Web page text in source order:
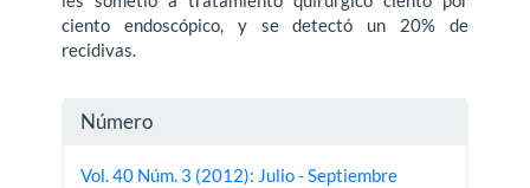
ciento endoscópico, y se detectó un 20% de
recidivas.
Detalles
del
Número
Vol. 40 Núm. 3 (2012): Julio - Septiembre